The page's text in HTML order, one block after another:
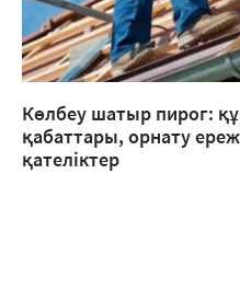
Көлбеу шатыр пирог:
қабаттары, орнату
қателіктер